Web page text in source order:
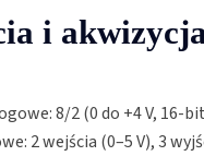
i
8/2 (0 do +4 V, 16-
2 wejścia (0–5 V), 3